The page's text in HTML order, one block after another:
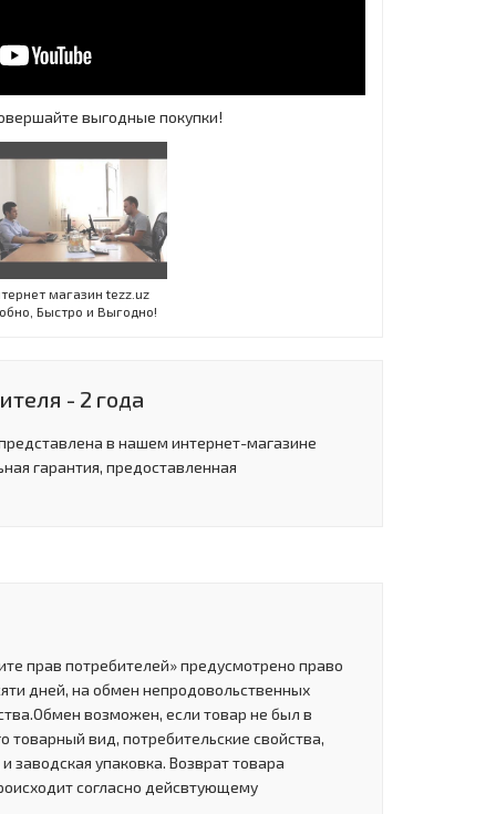
выгодные покупки!
магазин tezz.uz
Быстро и Выгодно!
- 2 года
в нашем интернет-магазине
гарантия, предоставленная
прав потребителей» предусмотрено право
дней, на обмен непродовольственных
возможен, если товар не был в
товарный вид, потребительские свойства,
упаковка. Возврат товара
согласно дейсвтующему